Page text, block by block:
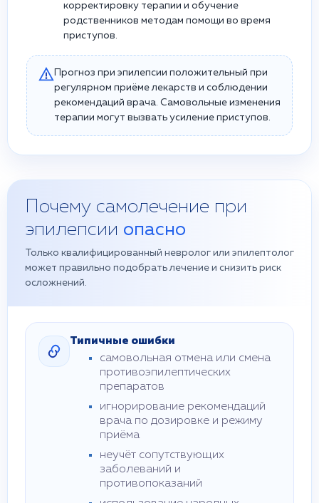
корректировку терапии и обучение
родственников методам помощи во время
приступов.
Прогноз при эпилепсии положительный при
регулярном приёме лекарств и соблюдении
рекомендаций врача. Самовольные изменения
терапии могут вызвать усиление приступов.
Почему самолечение при
эпилепсии опасно
Только квалифицированный невролог или эпилептолог
может правильно подобрать лечение и снизить риск
осложнений.
Типичные ошибки
самовольная отмена или смена
противоэпилептических
препаратов
игнорирование рекомендаций
врача по дозировке и режиму
приёма
неучёт сопутствующих
заболеваний и
противопоказаний